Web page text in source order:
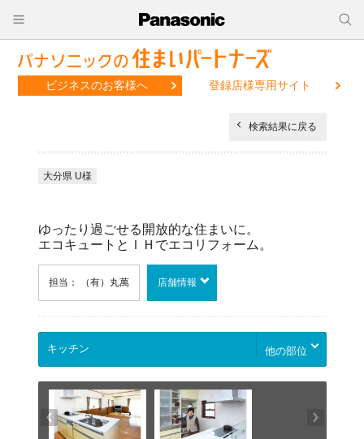
ビジネスのお客様へ 登録店様専用サイト
検索結果に戻る
大分県 U様
ゆったり過ごせる開放的な住まいに。
エコキュートとＩＨでエコリフォーム。
担当： （有）丸萬 店舗情報
他の部位